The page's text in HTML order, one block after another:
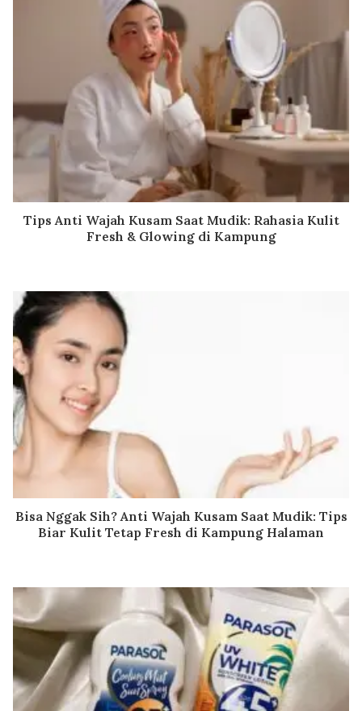
Tips Anti Wajah Kusam Saat Mudik: Rahasia Kulit
Fresh & Glowing di Kampung
Bisa Nggak Sih? Anti Wajah Kusam Saat Mudik: Tips
Biar Kulit Tetap Fresh di Kampung Halaman